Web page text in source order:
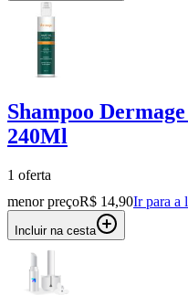
Shampoo
240Ml
1 oferta
menor preçoR$ 14,90Ir para a
Incluir na cesta